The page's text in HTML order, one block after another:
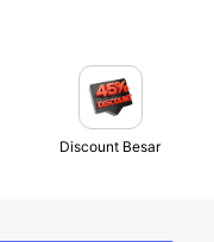
Discount Besar